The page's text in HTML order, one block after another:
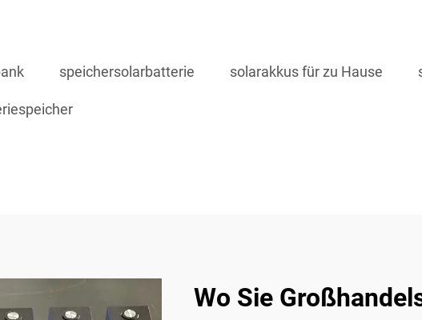
speichersolarbatterie solarakkus für zu Hause
Wo Sie